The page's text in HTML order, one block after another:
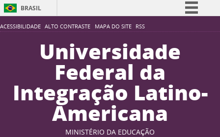
ACESSIBILIDADE ALTO CONTRASTE MAPA DO SITE RSS
BRASIL
Simplifique!
Participe
Acesso à informação
Legislação
Canais
Universidade
Federal da
Integração Latino-
Americana
MINISTÉRIO DA EDUCAÇÃO